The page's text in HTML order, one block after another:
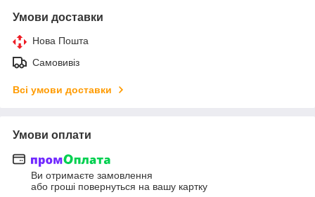
Умови доставки
Нова Пошта
Самовивіз
Всі умови доставки
Умови оплати
Ви отримаєте замовлення
або гроші повернуться на вашу картку